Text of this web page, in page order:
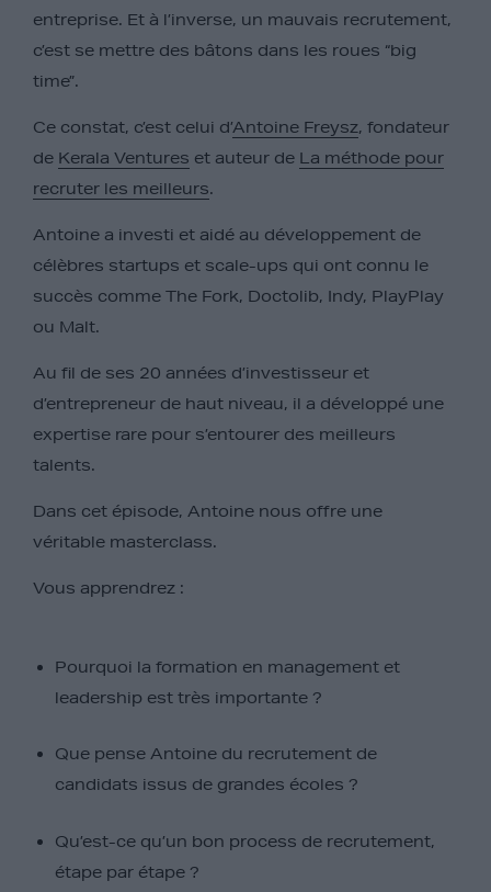
entreprise. Et à l’inverse, un mauvais recrutement,
c’est se mettre des bâtons dans les roues “big
time”.
Ce constat, c’est celui d’Antoine Freysz, fondateur
de Kerala Ventures et auteur de La méthode pour
recruter les meilleurs.
Antoine a investi et aidé au développement de
célèbres startups et scale-ups qui ont connu le
succès comme The Fork, Doctolib, Indy, PlayPlay
ou Malt.
Au fil de ses 20 années d’investisseur et
d’entrepreneur de haut niveau, il a développé une
expertise rare pour s’entourer des meilleurs
talents.
Dans cet épisode, Antoine nous offre une
véritable masterclass.
Vous apprendrez :
Pourquoi la formation en management et
leadership est très importante ?
Que pense Antoine du recrutement de
candidats issus de grandes écoles ?
Qu’est-ce qu’un bon process de recrutement,
étape par étape ?